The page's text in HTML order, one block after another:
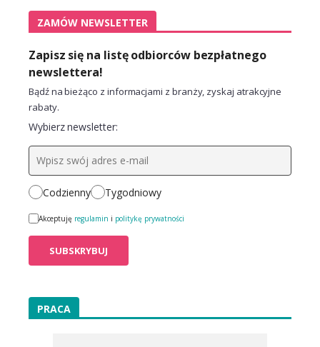
ZAMÓW NEWSLETTER
Zapisz się na listę odbiorców bezpłatnego
newslettera!
Bądź na bieżąco z informacjami z branży, zyskaj atrakcyjne
rabaty.
Wybierz newsletter:
Codzienny Tygodniowy
Akceptuję regulamin i politykę prywatności
PRACA